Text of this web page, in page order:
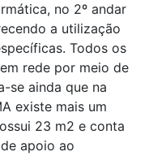
no 2º andar
a utilização
Todos os
rede por meio de
se ainda que na
existe mais um
23 m2 e conta
apoio ao